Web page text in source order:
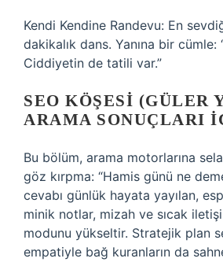
Kendi Kendine Randevu: En
dakikalık dans. Yanına bir cümle:
Ciddiyetin de tatili var.”
SEO KÖŞESI (GÜLER
ARAMA SONUÇLARI
Bu bölüm, arama motorlarına
göz kırpma: “Hamis günü ne
cevabı günlük hayata yayılan,
minik notlar, mizah ve sıcak
modunu yükseltir. Stratejik plan
empatiyle bağ kuranların da